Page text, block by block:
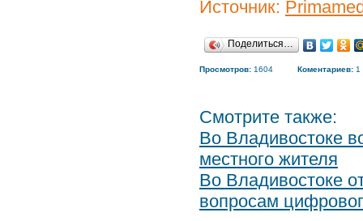
Источник:
Поделиться…
Просмотров: 1604 Коментариев: 1
Смотрите также:
Во Владивостоке
местного жителя
Во Владивостоке
вопросам